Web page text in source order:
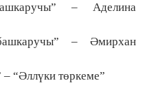
– Аделина
– Әмирхан
“Әллүки төркеме”